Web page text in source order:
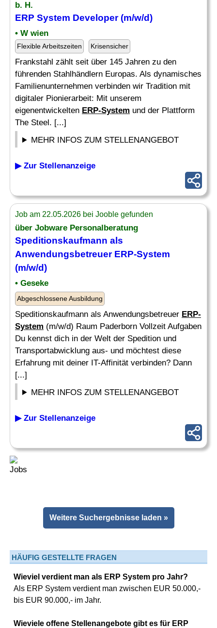
b. H.
ERP System Developer (m/w/d)
• W wien
Flexible Arbeitszeiten Krisensicher
Frankstahl zählt seit über 145 Jahren zu den
führenden Stahlhändlern Europas. Als dynamisches
Familienunternehmen verbinden wir Tradition mit
digitaler Pionierarbeit: Mit unserem
eigenentwickelten ERP-System und der Plattform
The Steel. [...]
MEHR INFOS ZUM STELLENANGEBOT
▶ Zur Stellenanzeige
Job am 22.05.2026 bei Jooble gefunden
über Jobware Personalberatung
Speditionskaufmann als
Anwendungsbetreuer ERP-System
(m/w/d)
• Geseke
Abgeschlossene Ausbildung
Speditionskaufmann als Anwendungsbetreuer ERP-
System (m/w/d) Raum Paderborn Vollzeit Aufgaben
Du kennst dich in der Welt der Spedition und
Transportabwicklung aus- und möchtest diese
Erfahrung mit deiner IT-Affinität verbinden? Dann
[...]
MEHR INFOS ZUM STELLENANGEBOT
▶ Zur Stellenanzeige
Weitere Suchergebnisse laden »
HÄUFIG GESTELLTE FRAGEN
Wieviel verdient man als ERP System pro Jahr?
Als ERP System verdient man zwischen EUR 50.000,-
bis EUR 90.000,- im Jahr.
Wieviele offene Stellenangebote gibt es für ERP